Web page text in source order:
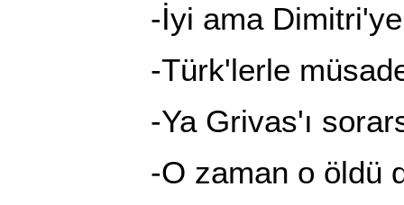
-İyi ama Dimitri'ye
-Türk'lerle
-Ya Grivas'ı
-O zaman o öldü